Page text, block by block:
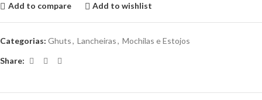
Add to compare Add to wishlist
Categorias: Ghuts, Lancheiras, Mochilas e Estojos
Share: